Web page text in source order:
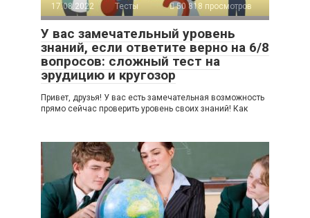
17.08.2022 Тесты 50 818 просмотров
У вас замечательный уровень
знаний, если ответите верно на 6/8
вопросов: сложный тест на
эрудицию и кругозор
Привет, друзья! У вас есть замечательная возможность
прямо сейчас проверить уровень своих знаний! Как